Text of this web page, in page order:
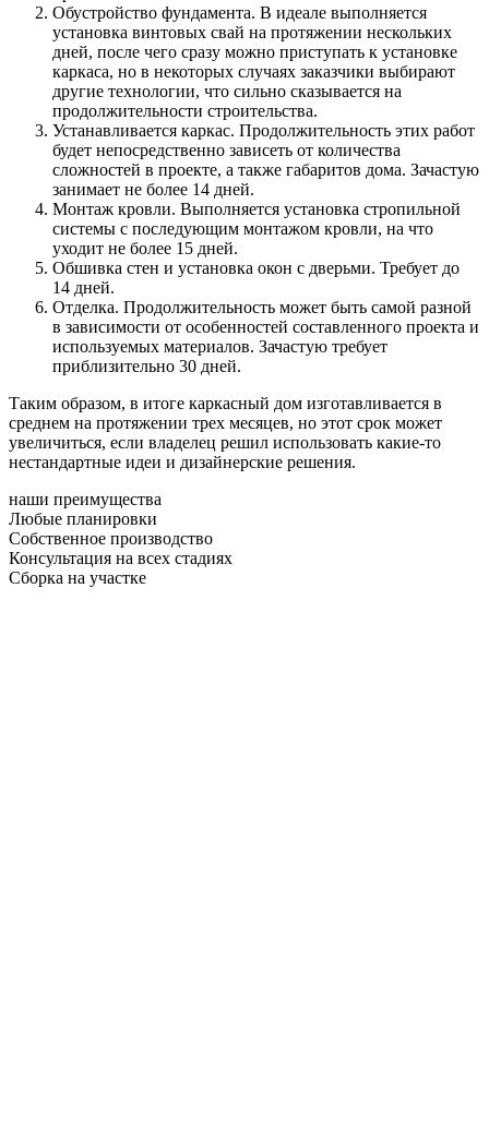
Обустройство фундамента. В идеале выполняется
установка винтовых свай на протяжении нескольких
дней, после чего сразу можно приступать к установке
каркаса, но в некоторых случаях заказчики выбирают
другие технологии, что сильно сказывается на
продолжительности строительства.
Устанавливается каркас. Продолжительность этих работ
будет непосредственно зависеть от количества
сложностей в проекте, а также габаритов дома. Зачастую
занимает не более 14 дней.
Монтаж кровли. Выполняется установка стропильной
системы с последующим монтажом кровли, на что
уходит не более 15 дней.
Обшивка стен и установка окон с дверьми. Требует до
14 дней.
Отделка. Продолжительность может быть самой разной
в зависимости от особенностей составленного проекта и
используемых материалов. Зачастую требует
приблизительно 30 дней.
Таким образом, в итоге каркасный дом изготавливается в
среднем на протяжении трех месяцев, но этот срок может
увеличиться, если владелец решил использовать какие-то
нестандартные идеи и дизайнерские решения.
наши преимущества
Любые планировки
Собственное производство
Консультация на всех стадиях
Сборка на участке